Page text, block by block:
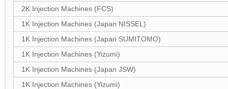
2K Injection Machines (FCS)
1K Injection Machines (Japan NISSEL)
1K Injection Machines (Japan SUMITOMO)
1K Injection Machines (Yizumi)
1K Injection Machines (Japan JSW)
1K Injection Machines (Yizumi)